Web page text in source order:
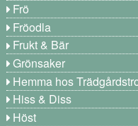
Frö
Fröodla
Frukt & Bär
Grönsaker
Hemma hos
Hiss & Diss
Höst